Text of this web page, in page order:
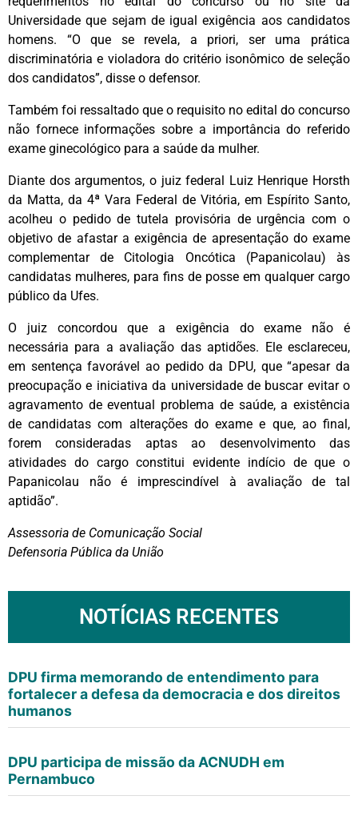
Universidade que sejam de igual exigência aos candidatos
homens. “O que se revela, a priori, ser uma prática
discriminatória e violadora do critério isonômico de seleção
dos candidatos”, disse o defensor.
Também foi ressaltado que o requisito no edital do concurso
não fornece informações sobre a importância do referido
exame ginecológico para a saúde da mulher.
Diante dos argumentos, o juiz federal Luiz Henrique Horsth
da Matta, da 4ª Vara Federal de Vitória, em Espírito Santo,
acolheu o pedido de tutela provisória de urgência com o
objetivo de afastar a exigência de apresentação do exame
complementar de Citologia Oncótica (Papanicolau) às
candidatas mulheres, para fins de posse em qualquer cargo
público da Ufes.
O juiz concordou que a exigência do exame não é
necessária para a avaliação das aptidões. Ele esclareceu,
em sentença favorável ao pedido da DPU, que “apesar da
preocupação e iniciativa da universidade de buscar evitar o
agravamento de eventual problema de saúde, a existência
de candidatas com alterações do exame e que, ao final,
forem consideradas aptas ao desenvolvimento das
atividades do cargo constitui evidente indício de que o
Papanicolau não é imprescindível à avaliação de tal
aptidão”.
Assessoria de Comunicação Social
Defensoria Pública da União
NOTÍCIAS RECENTES
DPU firma memorando de entendimento para
fortalecer a defesa da democracia e dos direitos
humanos
DPU participa de missão da ACNUDH em
Pernambuco